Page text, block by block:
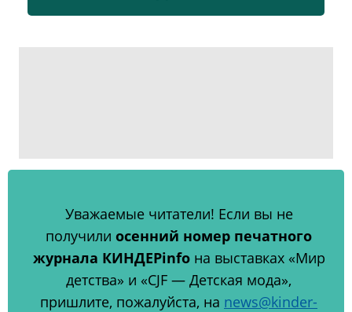
Уважаемые читатели! Если вы не
получили осенний номер печатного
журнала КИНДЕРinfoна выставках «Мир
детства» и «CJF — Детская мода»,
пришлите, пожалуйста, на news@kinder-